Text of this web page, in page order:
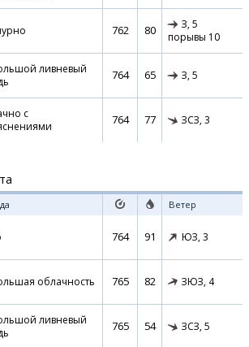
762 80 З, 5
порывы 10
ливневый
764 65 З, 5
с
764 77 ЗСЗ, 3
Ветер
764 91 ЮЗ, 3
облачность 765 82 ЗЮЗ, 4
ливневый
765 54 ЗСЗ, 5